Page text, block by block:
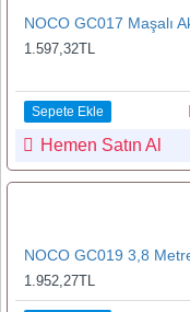
1.597,32TL
Sepete Ekle
Hemen Satın Al
1.952,27TL